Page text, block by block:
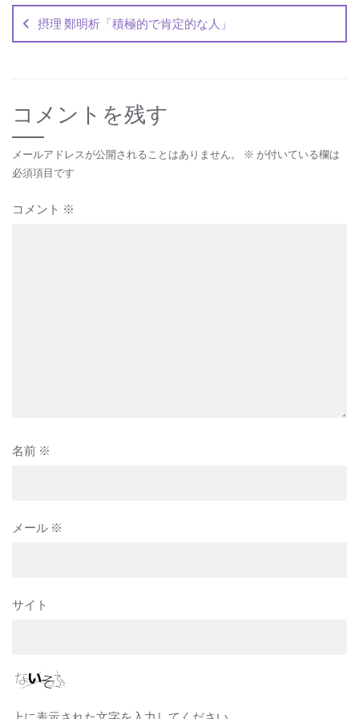
稿
ナ
ビ
ゲ
ー
シ
ョ
ン
摂理 鄭明析「積極的で肯定的な人」
コメントを残す
メールアドレスが公開されることはありません。 ※ が付いている欄は
必須項目です
コメント ※
名前 ※
メール ※
サイト